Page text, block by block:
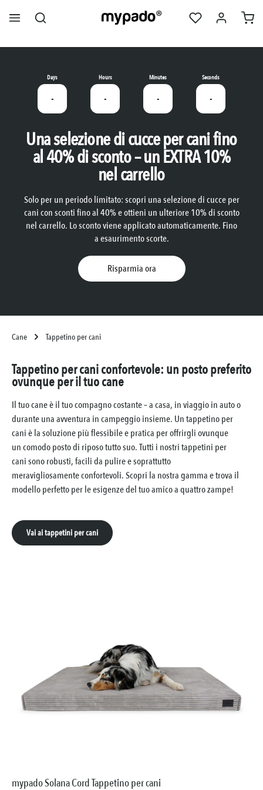
principale
Days
-
Hours
-
Minutes
-
Seconds
-
Una selezione di cucce per cani fino
al 40% di sconto – un EXTRA 10%
nel carrello
Solo per un periodo limitato: scopri una selezione di cucce per
cani con sconti fino al 40% e ottieni un ulteriore 10% di sconto
nel carrello. Lo sconto viene applicato automaticamente. Fino
a esaurimento scorte.
Risparmia ora
Cane Tappetino per cani
Tappetino per cani confortevole: un posto preferito
ovunque per il tuo cane
Il tuo cane è il tuo compagno costante – a casa, in viaggio in auto o
durante una avventura in campeggio insieme. Un tappetino per
cani è la soluzione più flessibile e pratica per offrirgli ovunque
un comodo posto di riposo tutto suo. Tutti i nostri tappetini per
cani sono robusti, facili da pulire e soprattutto
meravigliosamente confortevoli. Scopri la nostra gamma e trova il
modello perfetto per le esigenze del tuo amico a quattro zampe!
Vai ai tappetini per cani
mypado Solana Cord Tappetino per cani